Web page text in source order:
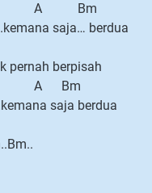
A Bm
saja… berdua
pernah berpisah
A Bm
saja berdua